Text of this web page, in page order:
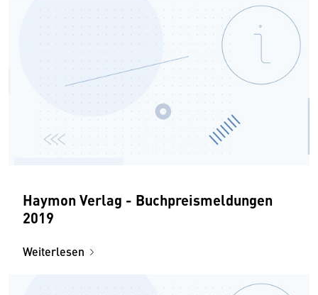
Haymon Verlag - Buchpreismeldungen
2019
Weiterlesen